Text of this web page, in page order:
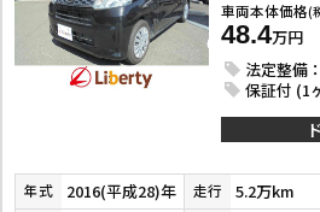
車両本体価格(
48.4万円
法定整備
保証付 (1
年式 2016(平成28)年 走行 5.2万km